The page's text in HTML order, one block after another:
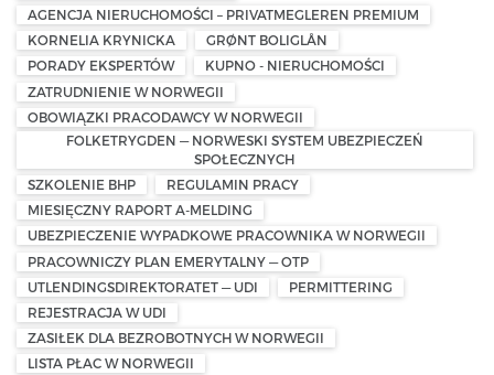
AGENCJA NIERUCHOMOŚCI – PRIVATMEGLEREN PREMIUM
KORNELIA KRYNICKA
GRØNT BOLIGLÅN
PORADY EKSPERTÓW
KUPNO - NIERUCHOMOŚCI
ZATRUDNIENIE W NORWEGII
OBOWIĄZKI PRACODAWCY W NORWEGII
FOLKETRYGDEN — NORWESKI SYSTEM UBEZPIECZEŃ
SPOŁECZNYCH
SZKOLENIE BHP
REGULAMIN PRACY
MIESIĘCZNY RAPORT A-MELDING
UBEZPIECZENIE WYPADKOWE PRACOWNIKA W NORWEGII
PRACOWNICZY PLAN EMERYTALNY — OTP
UTLENDINGSDIREKTORATET — UDI
PERMITTERING
REJESTRACJA W UDI
ZASIŁEK DLA BEZROBOTNYCH W NORWEGII
LISTA PŁAC W NORWEGII